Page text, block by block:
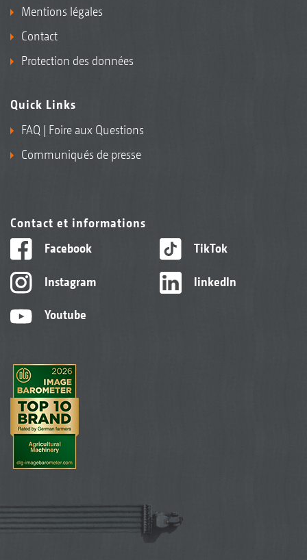
Mentions légales
Contact
Protection des données
Quick Links
FAQ | Foire aux Questions
Communiqués de presse
Contact et informations
Facebook
Instagram
Youtube
TikTok
linkedIn